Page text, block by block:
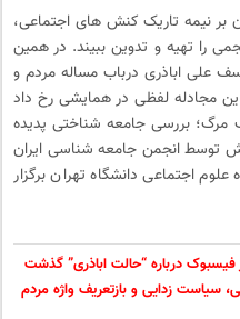
بر نیمه تاریک کنش های اجتماعی،
را تهیه و تدوین ببیند. در همین
علی اباذری درباب مساله مردم و
مجادله لفظی در همایشی رخ داد
مرگ؛ بررسی جامعه شناختی پدیده
توسط انجمن جامعه شناسی ایران
93 در دانشگده علوم اجتماعی دانشگاه تهران برگزار
سیاست زدایی و بازتعریف واژه مردم